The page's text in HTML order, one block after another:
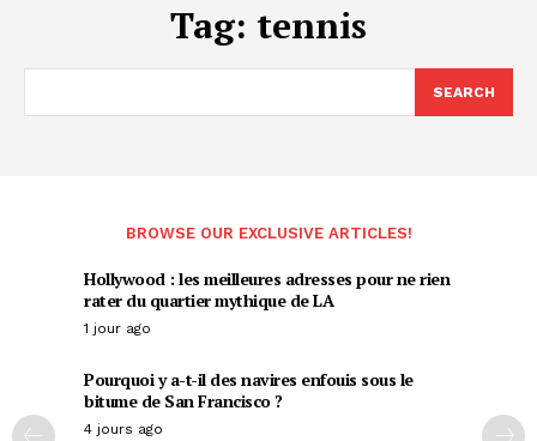
Tag: tennis
SEARCH
BROWSE OUR EXCLUSIVE ARTICLES!
Hollywood : les meilleures adresses pour ne rien
rater du quartier mythique de LA
1 jour ago
Pourquoi y a-t-il des navires enfouis sous le
bitume de San Francisco ?
4 jours ago